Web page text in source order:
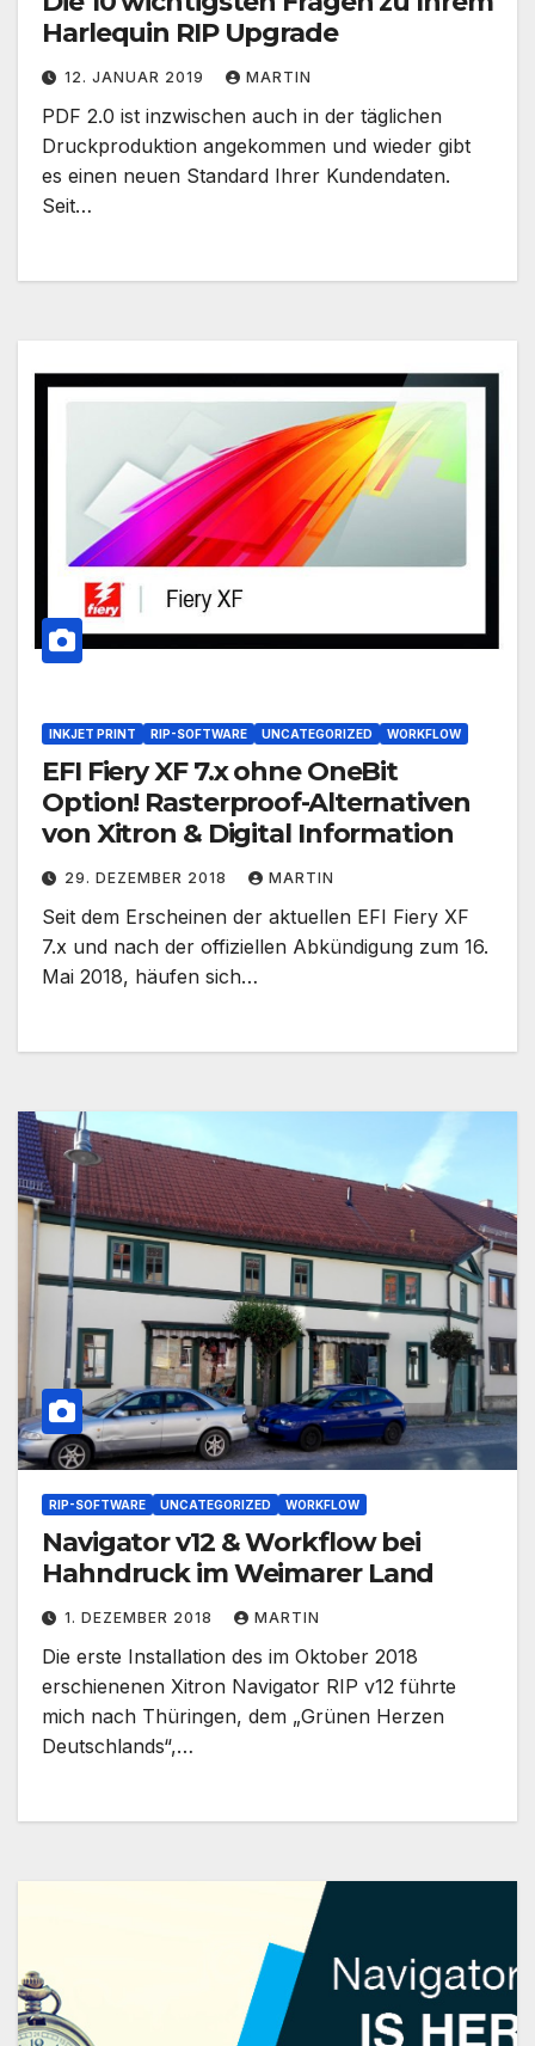
Harlequin RIP Upgrade
12. JANUAR 2019 MARTIN
PDF 2.0 ist inzwischen auch in der täglichen
Druckproduktion angekommen und wieder gibt
es einen neuen Standard Ihrer Kundendaten.
Seit…
INKJET PRINT RIP-SOFTWARE UNCATEGORIZED WORKFLOW
EFI Fiery XF 7.x ohne OneBit
Option! Rasterproof-Alternativen
von Xitron & Digital Information
29. DEZEMBER 2018 MARTIN
Seit dem Erscheinen der aktuellen EFI Fiery XF
7.x und nach der offiziellen Abkündigung zum 16.
Mai 2018, häufen sich…
RIP-SOFTWARE UNCATEGORIZED WORKFLOW
Navigator v12 & Workflow bei
Hahndruck im Weimarer Land
1. DEZEMBER 2018 MARTIN
Die erste Installation des im Oktober 2018
erschienenen Xitron Navigator RIP v12 führte
mich nach Thüringen, dem „Grünen Herzen
Deutschlands“,…